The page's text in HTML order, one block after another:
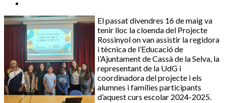
El passat divendres 16 de maig va
tenir lloc la cloenda del Projecte
Rossinyol on van assistir la regidora
i tècnica de l’Educació de
l’Ajuntament de Cassà de la Selva, la
representant de la UdG i
coordinadora del projecte i els
alumnes i famílies participants
d’aquest curs escolar 2024-2025.